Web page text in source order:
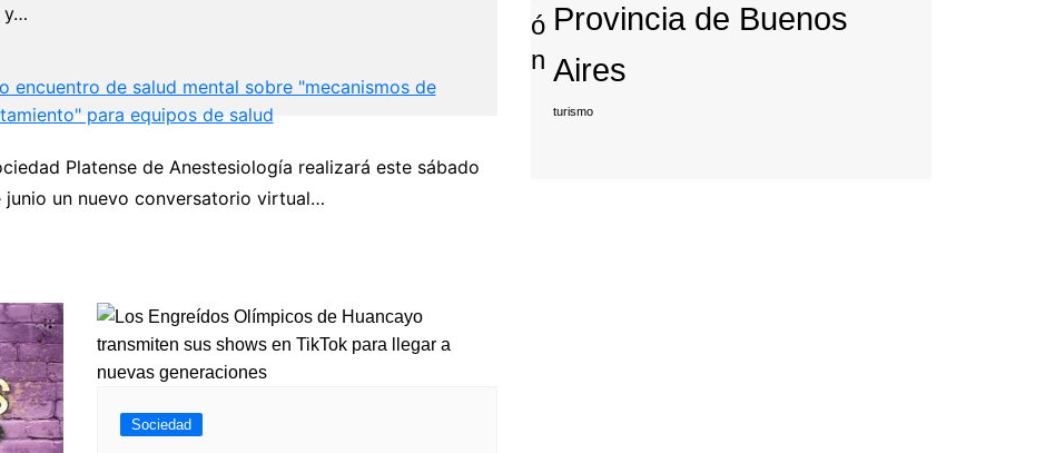
y…
encuentro de salud mental sobre "mecanismos de
para equipos de salud
Platense de Anestesiología realizará este sábado
junio un nuevo conversatorio virtual…
Ó
N
Sociedad
Provincia de Buenos
Aires
turismo